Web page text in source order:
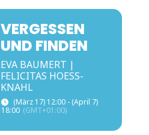
VERGESSEN
UND FINDEN
EVA BAUMERT |
FELICITAS HOESS-
KNAHL
(März 17) 12:00 - (April 7)
18:00 (GMT+01:00)